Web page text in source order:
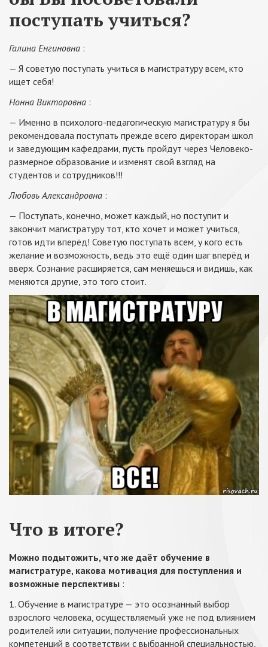
поступать учиться?
Галина Енгиновна :
— Я советую поступать учиться в магистратуру всем, кто
ищет себя!
Нонна Викторовна :
— Именно в психолого-педагогическую магистратуру я бы
рекомендовала поступать прежде всего директорам школ
и заведующим кафедрами, пусть пройдут через Человеко-
размерное образование и изменят свой взгляд на
студентов и сотрудников!!!
Любовь Александровна :
— Поступать, конечно, может каждый, но поступит и
закончит магистратуру тот, кто хочет и может учиться,
готов идти вперёд! Советую поступать всем, у кого есть
желание и возможность, ведь это ещё один шаг вперёд и
вверх. Сознание расширяется, сам меняешься и видишь, как
меняются другие, это того стоит.
Что в итоге?
Можно подытожить, что же даёт обучение в
магистратуре, какова мотивация для поступления и
возможные перспективы :
1. Обучение в магистратуре — это осознанный выбор
взрослого человека, осуществляемый уже не под влиянием
родителей или ситуации, получение профессиональных
компетенций в соответствии с выбранной специальностью,